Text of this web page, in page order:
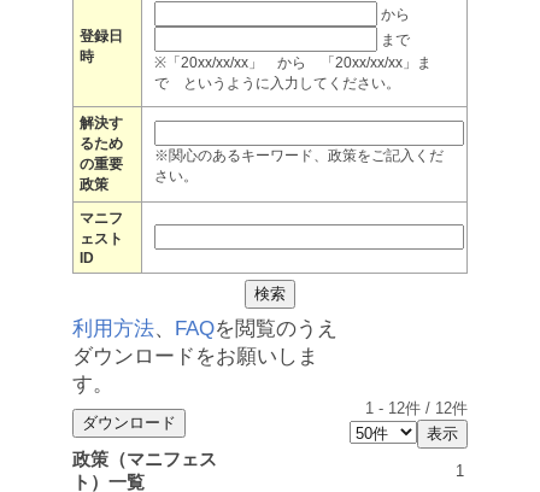
登録日
時
から
まで
※「20xx/xx/xx」 から 「20xx/xx/xx」ま
で というように入力してください。
解決す
るため
の重要
政策
※関心のあるキーワード、政策をご記入くだ
さい。
マニフ
ェスト
ID
利用方法、 FAQを閲覧のうえ
ダウンロードをお願いしま
す。
1 - 12件 / 12件
政策（マニフェス
ト）一覧
1